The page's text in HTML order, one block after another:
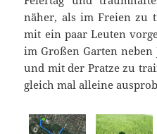
näher, als im Freien zu
mit ein paar Leuten
im Großen Garten neben
und mit der Pratze zu
gleich mal alleine